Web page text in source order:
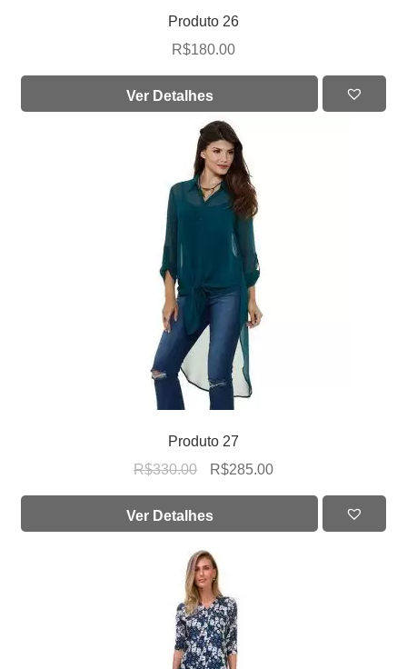
Produto 26
R$180.00
Ver Detalhes
Produto 27
R$330.00 R$285.00
Ver Detalhes